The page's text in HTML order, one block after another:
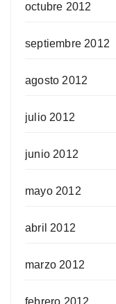
octubre 2012
septiembre 2012
agosto 2012
julio 2012
junio 2012
mayo 2012
abril 2012
marzo 2012